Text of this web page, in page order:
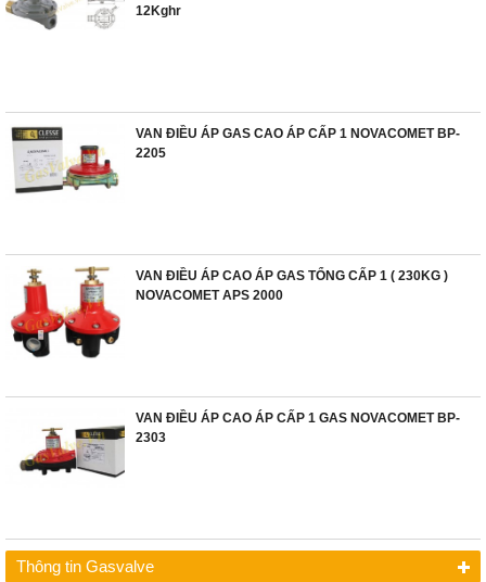
12Kghr
VAN ĐIỀU ÁP GAS CAO ÁP CẤP 1 NOVACOMET BP-
2205
VAN ĐIỀU ÁP CAO ÁP GAS TỔNG CẤP 1 ( 230KG )
NOVACOMET APS 2000
VAN ĐIỀU ÁP CAO ÁP CẤP 1 GAS NOVACOMET BP-
2303
Thông tin Gasvalve